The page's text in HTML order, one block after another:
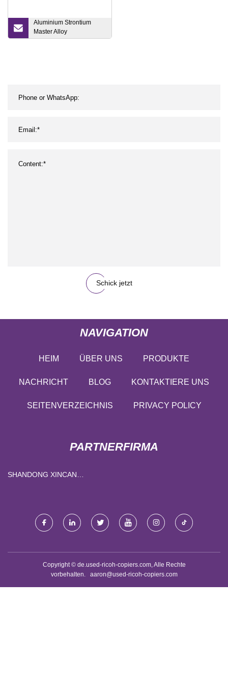
Aluminium Strontium
Master Alloy
Spulendraht/Stab/Stab
Schick jetzt
NAVIGATION
HEIM ÜBER UNS PRODUKTE
NACHRICHT BLOG KONTAKTIERE UNS
SEITENVERZEICHNIS PRIVACY POLICY
PARTNERFIRMA
SHANDONG XINCAN
Copyright © de.used-ricoh-copiers.com, Alle Rechte
vorbehalten. aaron@used-ricoh-copiers.com